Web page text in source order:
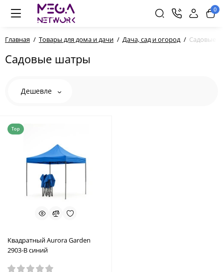
0
Главная Товары для дома и дачи Дача, сад и огород Садовые
Садовые шатры
Дешевле
Top
Квадратный Aurora Garden
2903-B синий